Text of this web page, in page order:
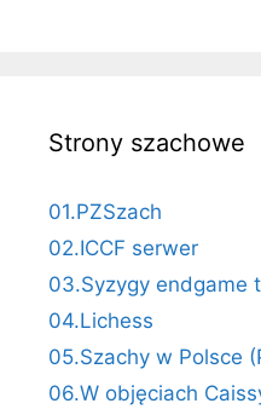
Strony szachowe
01.PZSzach
02.ICCF serwer
03.Syzygy endgame
04.Lichess
05.Szachy w Polsce
06.W objęciach